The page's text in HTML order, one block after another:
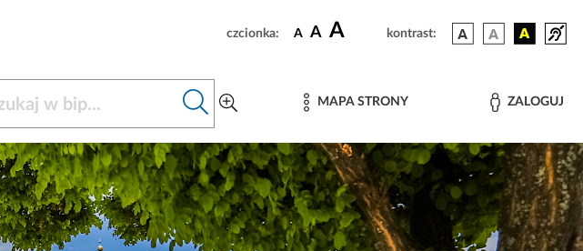
czcionka: A A A kontrast:
MAPA STRONY ZALOGUJ